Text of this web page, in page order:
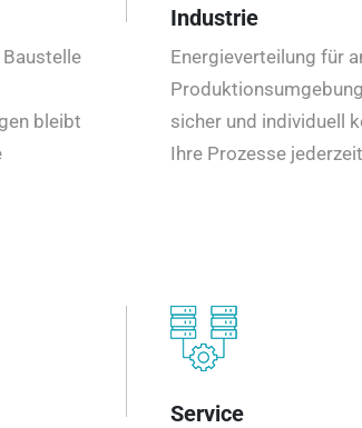
bleibt
Industrie
Energieverteilung für
sicher und individuell
Ihre Prozesse
Service